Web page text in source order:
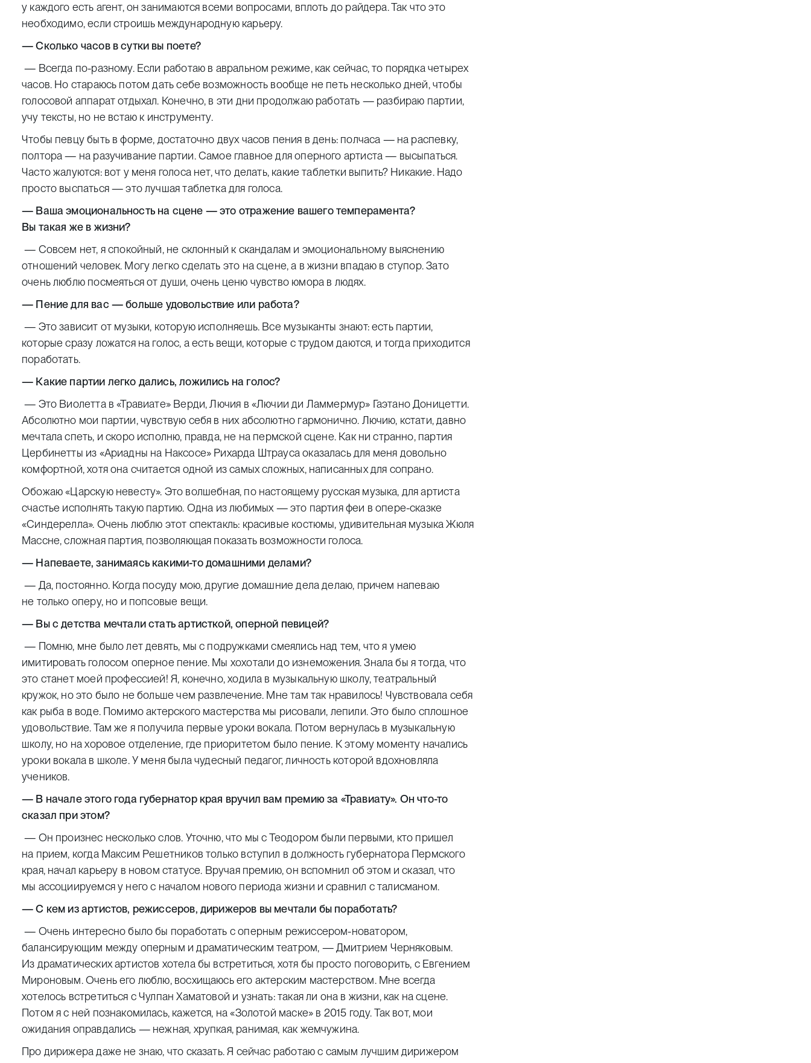
у каждого есть агент, он занимаются всеми вопросами, вплоть до райдера. Так что это
необходимо, если строишь международную карьеру.
— Сколько часов в сутки вы поете?
— Всегда по-разному. Если работаю в авральном режиме, как сейчас, то порядка четырех
часов. Но стараюсь потом дать себе возможность вообще не петь несколько дней, чтобы
голосовой аппарат отдыхал. Конечно, в эти дни продолжаю работать — разбираю партии,
учу тексты, но не встаю к инструменту.
Чтобы певцу быть в форме, достаточно двух часов пения в день: полчаса — на распевку,
полтора — на разучивание партии. Самое главное для оперного артиста — высыпаться.
Часто жалуются: вот у меня голоса нет, что делать, какие таблетки выпить? Никакие. Надо
просто выспаться — это лучшая таблетка для голоса.
— Ваша эмоциональность на сцене — это отражение вашего темперамента?
Вы такая же в жизни?
— Совсем нет, я спокойный, не склонный к скандалам и эмоциональному выяснению
отношений человек. Могу легко сделать это на сцене, а в жизни впадаю в ступор. Зато
очень люблю посмеяться от души, очень ценю чувство юмора в людях.
— Пение для вас —больше удовольствие или работа?
— Это зависит от музыки, которую исполняешь. Все музыканты знают: есть партии,
которые сразу ложатся на голос, а есть вещи, которые с трудом даются, и тогда приходится
поработать.
— Какие партии легко дались, ложились на голос?
— Это Виолетта в «Травиате» Верди, Лючия в «Лючии ди Ламмермур» Гаэтано Доницетти.
Абсолютно мои партии, чувствую себя в них абсолютно гармонично. Лючию, кстати, давно
мечтала спеть, и скоро исполню, правда, не на пермской сцене. Как ни странно, партия
Цербинетты из «Ариадны на Наксосе» Рихарда Штрауса оказалась для меня довольно
комфортной, хотя она считается одной из самых сложных, написанных для сопрано.
Обожаю «Царскую невесту». Это волшебная, по настоящему русская музыка, для артиста
счастье исполнять такую партию. Одна из любимых — это партия феи в опере-сказке
«Синдерелла». Очень люблю этот спектакль: красивые костюмы, удивительная музыка Жюля
Массне, сложная партия, позволяющая показать возможности голоса.
— Напеваете, занимаясь какими-то домашними делами?
— Да, постоянно. Когда посуду мою, другие домашние дела делаю, причем напеваю
не только оперу, но и попсовые вещи.
— Вы с детства мечтали стать артисткой, оперной певицей?
— Помню, мне было лет девять, мы с подружками смеялись над тем, что я умею
имитировать голосом оперное пение. Мы хохотали до изнеможения. Знала бы я тогда, что
это станет моей профессией! Я, конечно, ходила в музыкальную школу, театральный
кружок, но это было не больше чем развлечение. Мне там так нравилось! Чувствовала себя
как рыба в воде. Помимо актерского мастерства мы рисовали, лепили. Это было сплошное
удовольствие. Там же я получила первые уроки вокала. Потом вернулась в музыкальную
школу, но на хоровое отделение, где приоритетом было пение. К этому моменту начались
уроки вокала в школе. У меня была чудесный педагог, личность которой вдохновляла
учеников.
— В начале этого года губернатор края вручил вам премию за «Травиату». Он что-то
сказал при этом?
— Он произнес несколько слов. Уточню, что мы с Теодором были первыми, кто пришел
на прием, когда Максим Решетников только вступил в должность губернатора Пермского
края, начал карьеру в новом статусе. Вручая премию, он вспомнил об этом и сказал, что
мы ассоциируемся у него с началом нового периода жизни и сравнил с талисманом.
— С кем из артистов, режиссеров, дирижеров вы мечтали бы поработать?
— Очень интересно было бы поработать с оперным режиссером-новатором,
балансирующим между оперным и драматическим театром, — Дмитрием Черняковым.
Из драматических артистов хотела бы встретиться, хотя бы просто поговорить, с Евгением
Мироновым. Очень его люблю, восхищаюсь его актерским мастерством. Мне всегда
хотелось встретиться с Чулпан Хаматовой и узнать: такая ли она в жизни, как на сцене.
Потом я с ней познакомилась, кажется, на «Золотой маске» в 2015 году. Так вот, мои
ожидания оправдались — нежная, хрупкая, ранимая, как жемчужина.
Про дирижера даже не знаю, что сказать. Я сейчас работаю с самым лучшим дирижером